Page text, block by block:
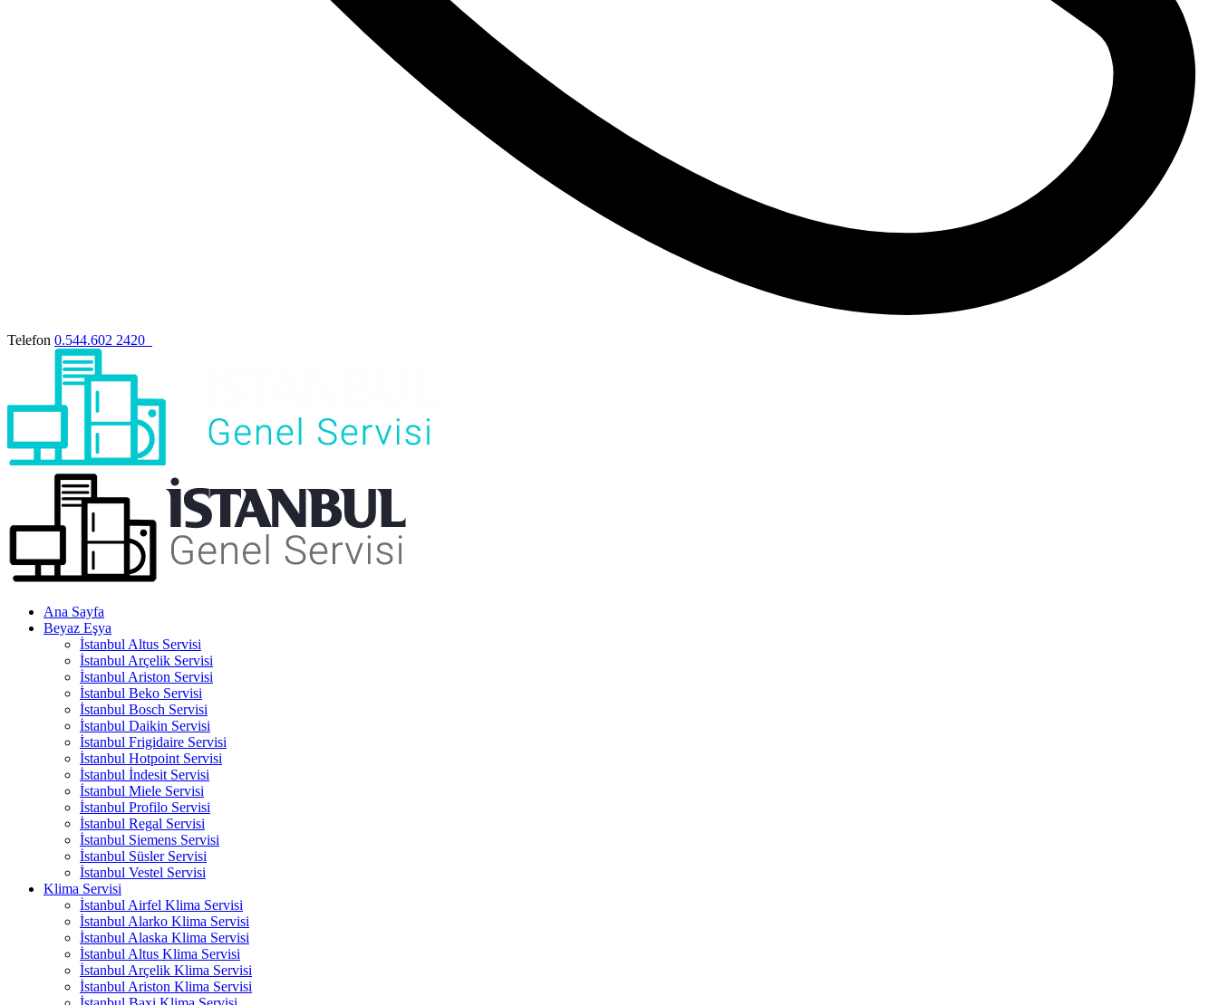
Telefon 0.544.602 2420
Ana Sayfa
Beyaz Eşya
İstanbul Altus Servisi
İstanbul Arçelik Servisi
İstanbul Ariston Servisi
İstanbul Beko Servisi
İstanbul Bosch Servisi
İstanbul Daikin Servisi
İstanbul Frigidaire Servisi
İstanbul Hotpoint Servisi
İstanbul İndesit Servisi
İstanbul Miele Servisi
İstanbul Profilo Servisi
İstanbul Regal Servisi
İstanbul Siemens Servisi
İstanbul Süsler Servisi
İstanbul Vestel Servisi
Klima Servisi
İstanbul Airfel Klima Servisi
İstanbul Alarko Klima Servisi
İstanbul Alaska Klima Servisi
İstanbul Altus Klima Servisi
İstanbul Arçelik Klima Servisi
İstanbul Ariston Klima Servisi